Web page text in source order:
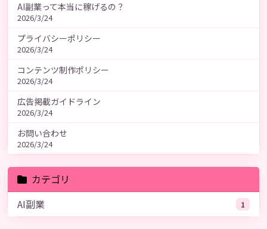
AI副業って本当に稼げるの？
2026/3/24
プライバシーポリシー
2026/3/24
コンテンツ制作ポリシー
2026/3/24
広告掲載ガイドライン
2026/3/24
お問い合わせ
2026/3/24
カテゴリ
AI副業
1